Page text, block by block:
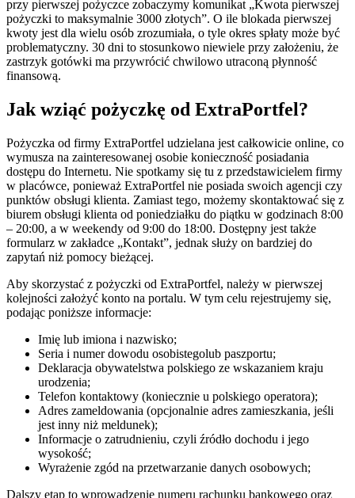
przy pierwszej pożyczce zobaczymy komunikat „Kwota pierwszej
pożyczki to maksymalnie 3000 złotych”. O ile blokada pierwszej
kwoty jest dla wielu osób zrozumiała, o tyle okres spłaty może być
problematyczny. 30 dni to stosunkowo niewiele przy założeniu, że
zastrzyk gotówki ma przywrócić chwilowo utraconą płynność
finansową.
Jak wziąć pożyczkę od ExtraPortfel?
Pożyczka od firmy ExtraPortfel udzielana jest całkowicie online, co
wymusza na zainteresowanej osobie konieczność posiadania
dostępu do Internetu. Nie spotkamy się tu z przedstawicielem firmy
w placówce, ponieważ ExtraPortfel nie posiada swoich agencji czy
punktów obsługi klienta. Zamiast tego, możemy skontaktować się z
biurem obsługi klienta od poniedziałku do piątku w godzinach 8:00
– 20:00, a w weekendy od 9:00 do 18:00. Dostępny jest także
formularz w zakładce „Kontakt”, jednak służy on bardziej do
zapytań niż pomocy bieżącej.
Aby skorzystać z pożyczki od ExtraPortfel, należy w pierwszej
kolejności założyć konto na portalu. W tym celu rejestrujemy się,
podając poniższe informacje:
Imię lub imiona i nazwisko;
Seria i numer dowodu osobistegolub paszportu;
Deklaracja obywatelstwa polskiego ze wskazaniem kraju
urodzenia;
Telefon kontaktowy (koniecznie u polskiego operatora);
Adres zameldowania (opcjonalnie adres zamieszkania, jeśli
jest inny niż meldunek);
Informacje o zatrudnieniu, czyli źródło dochodu i jego
wysokość;
Wyrażenie zgód na przetwarzanie danych osobowych;
Dalszy etap to wprowadzenie numeru rachunku bankowego oraz